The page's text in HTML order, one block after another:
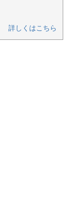
詳しくはこちら